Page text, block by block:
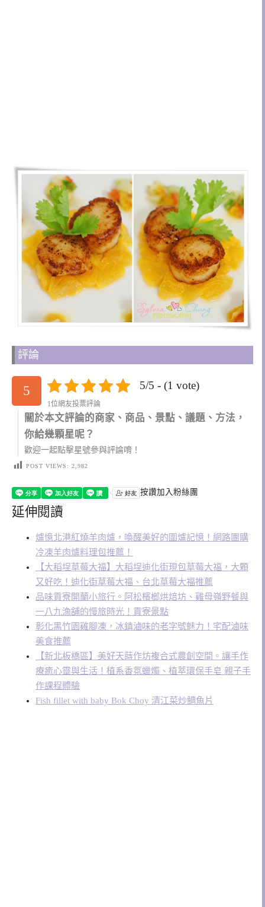
評論
5 5/5 - (1 vote)
1位網友投票評論
關於本文評論的商家、商品、景點、議題、方法，
你給幾顆星呢？
歡迎一起點擊星號參與評論唷！
POST VIEWS: 2,982
按讚加入粉絲團
延伸閱讀
爐憶北港紅燒羊肉爐，喚醒美好的圍爐記憶！網路團購
冷凍羊肉爐料理包推薦！
【大稻埕草莓大福】大稻埕迪化街現包草莓大福，大顆
又好吃！迪化街草莓大福、台北草莓大福推薦
品味貢寮開蘭小旅行。阿松檳榔烘焙坊、雞母嶺野餐與
一八九漁舖的慢旅時光！貢寮景點
彰化黑竹園雞腳凍，冰鎮滷味的老字號魅力！宅配滷味
美食推薦
【新北板橋區】美好天蒔作坊複合式農創空間。讓手作
療癒心靈與生活！植系香氛蠟燭、植萃環保手皂 親子手
作課程體驗
Fish fillet with baby Bok Choy 清江菜炒鯛魚片